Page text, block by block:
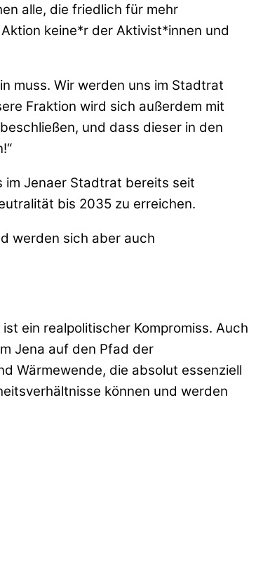
alle, die friedlich für mehr
keine*r der Aktivist*innen und
muss. Wir werden uns im Stadtrat
Fraktion wird sich außerdem mit
und dass dieser in den
im Jenaer Stadtrat bereits seit
bis 2035 zu erreichen.
werden sich aber auch
ein realpolitischer Kompromiss. Auch
Jena auf den Pfad der
Wärmewende, die absolut essenziell
können und werden